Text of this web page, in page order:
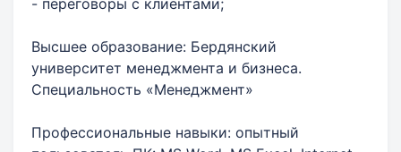
Высшее образование: Бердянский
университет менеджмента и бизнеса.
Специальность «Менеджмент»
Профессиональные навыки: опытный